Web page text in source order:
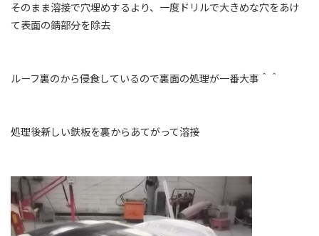
そのまま溶接で穴埋めするより、一度ドリルで大きめな穴をあけ
て表面の錆部分を除去
ルーフ裏のから侵食しているので裏面の処理が一番大事＾＾
処理後新しい鉄板を裏からあてがって溶接